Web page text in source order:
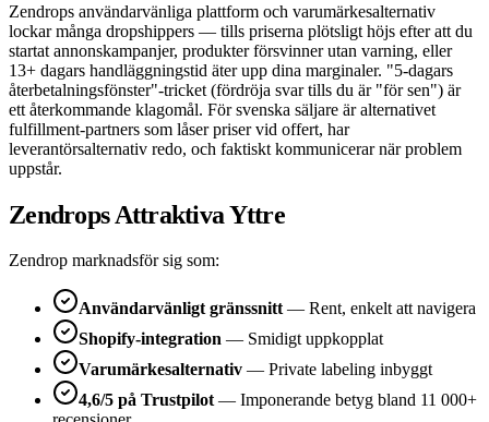
Zendrops användarvänliga plattform och varumärkesalternativ
lockar många dropshippers — tills priserna plötsligt höjs efter att du
startat annonskampanjer, produkter försvinner utan varning, eller
13+ dagars handläggningstid äter upp dina marginaler. "5-dagars
återbetalningsfönster"-tricket (fördröja svar tills du är "för sen") är
ett återkommande klagomål. För svenska säljare är alternativet
fulfillment-partners som låser priser vid offert, har
leverantörsalternativ redo, och faktiskt kommunicerar när problem
uppstår.
Zendrops Attraktiva Yttre
Zendrop marknadsför sig som:
Användarvänligt gränssnitt— Rent, enkelt att navigera
Shopify-integration — Smidigt uppkopplat
Varumärkesalternativ — Private labeling inbyggt
4,6/5 på Trustpilot— Imponerande betyg bland 11 000+